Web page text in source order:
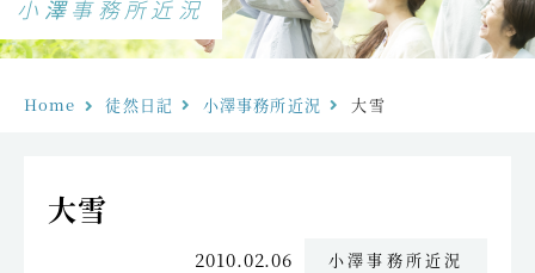
小澤事務所近況
Home 徒然日記 小澤事務所近況 大雪
大雪
2010.02.06 小澤事務所近況